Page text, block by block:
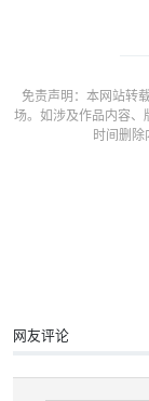
免责声明：本网站转
场。如涉及作品内容
时间删除
网友评论